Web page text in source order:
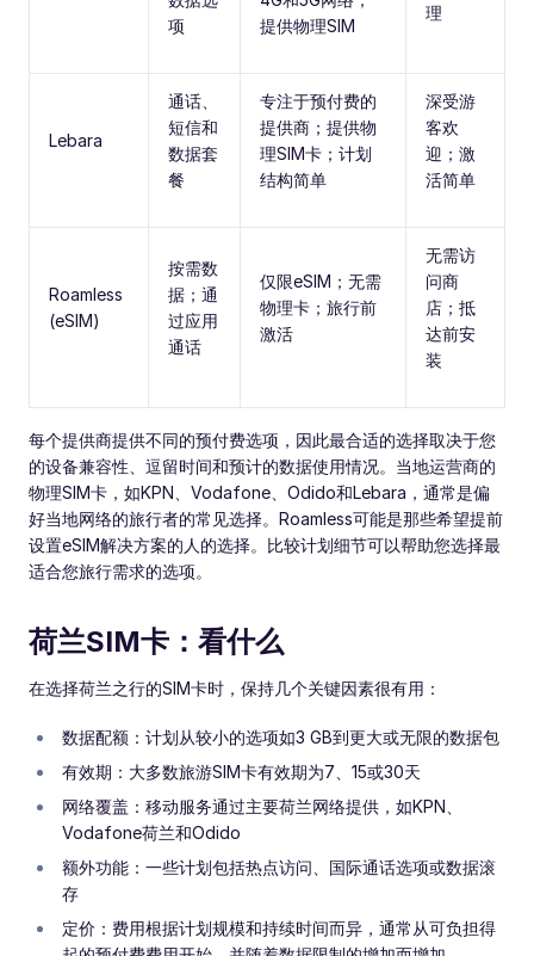
项
提供物理SIM
理
Lebara
通话、
短信和
数据套
餐
专注于预付费的
提供商；提供物
理SIM卡；计划
结构简单
深受游
客欢
迎；激
活简单
Roamless
(eSIM)
按需数
据；通
过应用
通话
仅限eSIM；无需
物理卡；旅行前
激活
无需访
问商
店；抵
达前安
装
每个提供商提供不同的预付费选项，因此最合适的选择取决于您
的设备兼容性、逗留时间和预计的数据使用情况。当地运营商的
物理SIM卡，如KPN、Vodafone、Odido和Lebara，通常是偏
好当地网络的旅行者的常见选择。Roamless可能是那些希望提前
设置eSIM解决方案的人的选择。比较计划细节可以帮助您选择最
适合您旅行需求的选项。
荷兰SIM卡：看什么
在选择荷兰之行的SIM卡时，保持几个关键因素很有用：
数据配额：计划从较小的选项如3 GB到更大或无限的数据包
有效期：大多数旅游SIM卡有效期为7、15或30天
网络覆盖：移动服务通过主要荷兰网络提供，如KPN、
Vodafone荷兰和Odido
额外功能：一些计划包括热点访问、国际通话选项或数据滚
存
定价：费用根据计划规模和持续时间而异，通常从可负担得